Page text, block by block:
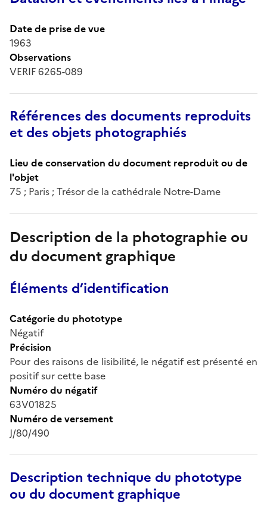
Date de prise de vue
1963
Observations
VERIF 6265-089
Références des documents reproduits
et des objets photographiés
Lieu de conservation du document reproduit ou de
l'objet
75 ; Paris ; Trésor de la cathédrale Notre-Dame
Description de la photographie ou
du document graphique
Éléments d’identification
Catégorie du phototype
Négatif
Précision
Pour des raisons de lisibilité, le négatif est présenté en
positif sur cette base
Numéro du négatif
63V01825
Numéro de versement
J/80/490
Description technique du phototype
ou du document graphique